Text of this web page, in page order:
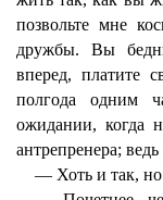
позвольте мне
дружбы. Вы
вперед, платите
полгода одним
ожидании, когда
антрепренера; ведь
— Хоть и так, но